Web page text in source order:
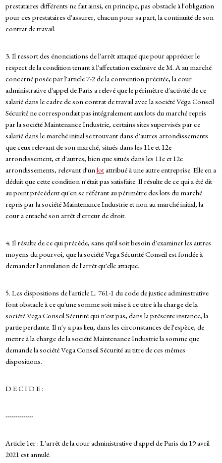
prestataires différents ne fait ainsi, en principe, pas obstacle à l'obligation
pour ces prestataires d'assurer, chacun pour sa part, la continuité de son
contrat de travail.
3. Il ressort des énonciations de l'arrêt attaqué que pour apprécier le
respect de la condition tenant à l'affectation exclusive de M. A au marché
concerné posée par l'article 7-2 de la convention précitée, la cour
administrative d'appel de Paris a relevé que le périmètre d'activité de ce
salarié dans le cadre de son contrat de travail avec la société Véga Conseil
Sécurité ne correspondait pas intégralement aux lots du marché repris
par la société Maintenance Industrie, certains sites supervisés par ce
salarié dans le marché initial se trouvant dans d'autres arrondissements
que ceux relevant de son marché, situés dans les 11e et 12e
arrondissement, et d'autres, bien que situés dans les 11e et 12e
arrondissements, relevant d'unlotattribué à une autre entreprise. Elle en a
déduit que cette condition n'était pas satisfaite. Il résulte de ce qui a été dit
au point précédent qu'en se référant au périmètre des lots du marché
repris par la société Maintenance Industrie et non au marché initial, la
cour a entaché son arrêt d'erreur de droit.
4. Il résulte de ce qui précède, sans qu'il soit besoin d'examiner les autres
moyens du pourvoi, que la société Vega Sécurité Conseil est fondée à
demander l'annulation de l'arrêt qu'elle attaque.
5. Les dispositions de l'article L. 761-1 du code de justice administrative
font obstacle à ce qu'une somme soit mise à ce titre à la charge de la
société Vega Conseil Sécurité qui n'est pas, dans la présente instance, la
partie perdante. Il n'y a pas lieu, dans les circonstances de l'espèce, de
mettre à la charge de la société Maintenance Industrie la somme que
demande la société Vega Conseil Sécurité au titre de ces mêmes
dispositions.
D E C I D E :
--------------
Article 1er : L'arrêt de la cour administrative d'appel de Paris du 19 avril
2021 est annulé.